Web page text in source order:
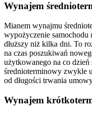
Wynajem
Mianem wynajmu
wypożyczenie samochodu
dłuższy niż kilka dni. To
na czas poszukiwań
użytkowanego na co
średnioterminowy zwykle
od długości trwania
Wynajem